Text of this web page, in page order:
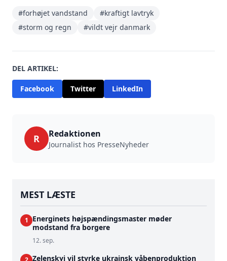
#forhøjet vandstand
#kraftigt lavtryk
#storm og regn
#vildt vejr danmark
DEL ARTIKEL:
Facebook Twitter LinkedIn
R Redaktionen
Journalist hos PresseNyheder
MEST LÆSTE
1
Energinets højspændingsmaster møder
modstand fra borgere
12. sep.
Zelenskyj vil styrke ukrainsk våbenproduktion